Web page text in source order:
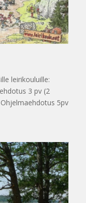
leirikouluille:
3 pv (2
5pv